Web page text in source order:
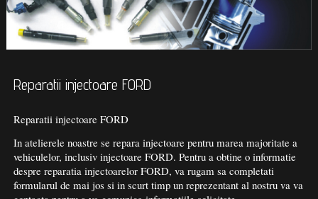
Reparatii injectoare FORD
Reparatii injectoare FORD
In atelierele noastre se repara injectoare pentru marea majoritate a
vehiculelor, inclusiv injectoare FORD. Pentru a obtine o informatie
despre reparatia injectoarelor FORD, va rugam sa completati
formularul de mai jos si in scurt timp un reprezentant al nostru va va